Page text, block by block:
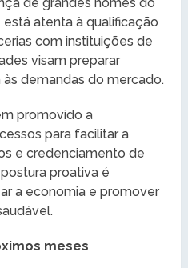
atenta à qualificação
com instituições de
visam preparar
demandas do mercado.
promovido a
para facilitar a
e credenciamento de
proativa é
a economia e promover
meses